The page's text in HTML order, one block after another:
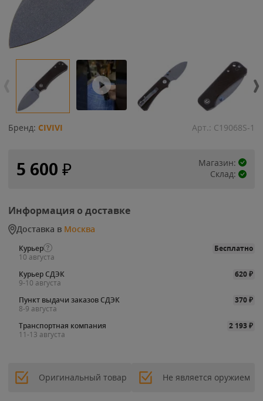
Бренд: CIVIVI Арт.: C19068S-1
5 600 ₽
Магазин:
Склад:
Информация о доставке
Доставка в Москва
Курьер
Бесплатно
10 августа
Курьер СДЭК
620₽
9-10 августа
Пункт выдачи заказов СДЭК
370₽
8-9 августа
Транспортная компания
2 193₽
11-13 августа
Оригинальный товар Не является оружием